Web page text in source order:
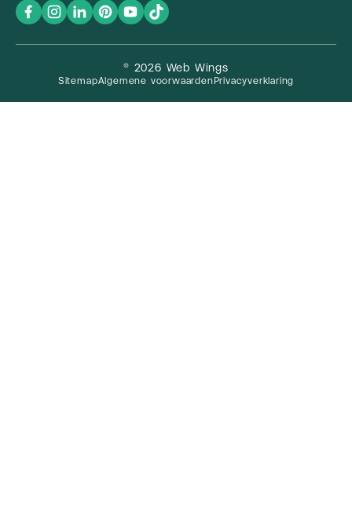
© 2026 Web Wings
SitemapAlgemene voorwaardenPrivacyverklaring